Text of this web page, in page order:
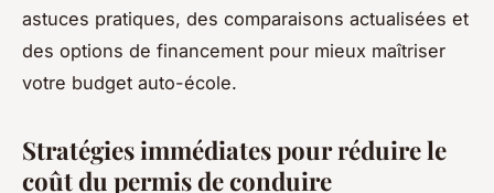
astuces pratiques, des comparaisons actualisées et
des options de financement pour mieux maîtriser
votre budget auto-école.
Stratégies immédiates pour réduire le
coût du permis de conduire